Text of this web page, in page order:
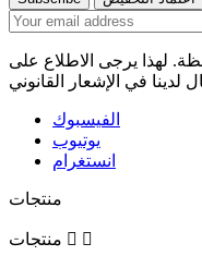
لهذا يرجى الاطلاع على
الفيسبوك
يوتيوب
انستغرام
منتجات
منتجات  